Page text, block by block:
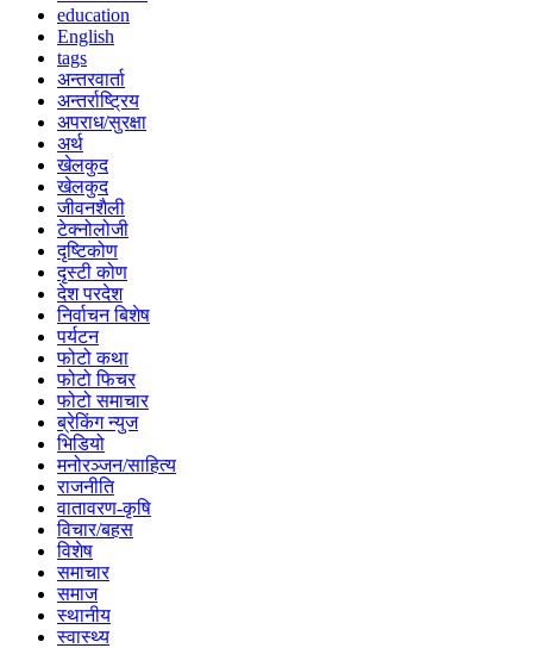
education
English
tags
अन्तरवार्ता
अन्तर्राष्ट्रिय
अपराध/सुरक्षा
अर्थ
खेलकुद
खेलकुद
जीवनशैली
टेक्नोलोजी
दृष्टिकोण
दृस्टी कोण
देश परदेश
निर्वाचन बिशेष
पर्यटन
फोटो कथा
फोटो फिचर
फोटो समाचार
ब्रेकिंग न्युज
भिडियो
मनोरञ्जन/साहित्य
राजनीति
वातावरण-कृषि
विचार/बहस
विशेष
समाचार
समाज
स्थानीय
स्वास्थ्य